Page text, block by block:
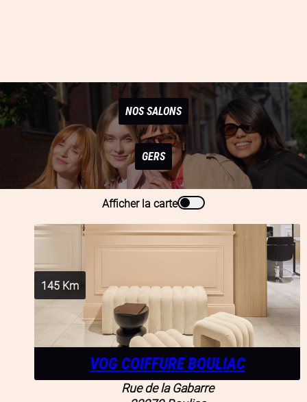
NOS SALONS
GERS
Afficher la carte
145 Km
VOG COIFFURE BOULIAC
Rue de la Gabarre